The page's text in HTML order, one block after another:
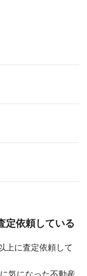
定依頼している
上に査定依頼して
気になった不動産